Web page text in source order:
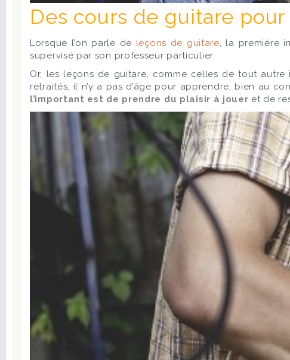
Des cours de guitare
Lorsque l’on parle de leçons de guitare, la première
supervisé par son professeur particulier.
Or, les leçons de guitare, comme celles de tout autre
retraités, il n’y a pas d’âge pour apprendre, bien au
l’important est de prendre du plaisir à jouer et de